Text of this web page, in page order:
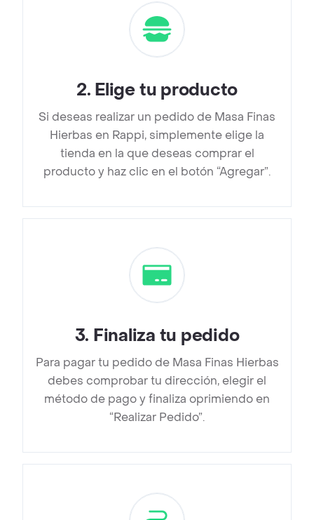
2. Elige tu producto
Si deseas realizar un pedido de Masa Finas
Hierbas en Rappi, simplemente elige la
tienda en la que deseas comprar el
producto y haz clic en el botón “Agregar”.
3. Finaliza tu pedido
Para pagar tu pedido de Masa Finas Hierbas
debes comprobar tu dirección, elegir el
método de pago y finaliza oprimiendo en
“Realizar Pedido”.